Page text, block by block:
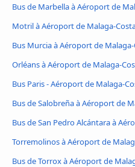
Bus de Marbella à Aéroport de
Motril à Aéroport de Malaga-
Bus Murcia à Aéroport de
Orléans à Aéroport de Malaga-
Bus Paris - Aéroport de Malaga-
Bus de Salobreña à Aéroport de
Bus de San Pedro Alcántara à
Torremolinos à Aéroport de
Bus de Torrox à Aéroport de